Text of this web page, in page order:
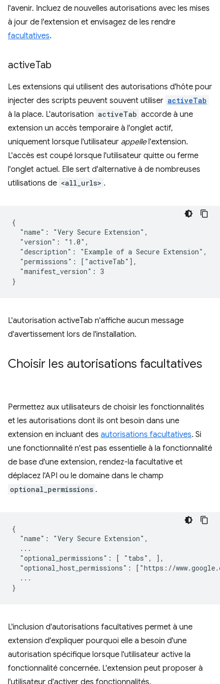
l'avenir. Incluez de nouvelles autorisations avec les mises
à jour de l'extension et envisagez de les rendre
facultatives.
activeTab
Les extensions qui utilisent des autorisations d'hôte pour
injecter des scripts peuvent souvent utiliser activeTab
à la place. L'autorisation activeTab accorde à une
extension un accès temporaire à l'onglet actif,
uniquement lorsque l'utilisateur appellel'extension.
L'accès est coupé lorsque l'utilisateur quitte ou ferme
l'onglet actuel. Elle sert d'alternative à de nombreuses
utilisations de <all_urls> .
{
  "name": "Very Secure Extension",
  "version": "1.0",
  "description": "Example of a Secure Extension",
  "permissions": ["activeTab"],
  "manifest_version": 3
L'autorisation activeTab n'affiche aucun message
d'avertissement lors de l'installation.
Choisir les autorisations facultatives
Permettez aux utilisateurs de choisir les fonctionnalités
et les autorisations dont ils ont besoin dans une
extension en incluant des autorisations facultatives. Si
une fonctionnalité n'est pas essentielle à la fonctionnalité
de base d'une extension, rendez-la facultative et
déplacez l'API ou le domaine dans le champ
optional_permissions .
{
  "name": "Very Secure Extension",
  ...
  "optional_permissions": [ "tabs", ],
"optional_host_permissions": ["https://
  ...
L'inclusion d'autorisations facultatives permet à une
extension d'expliquer pourquoi elle a besoin d'une
autorisation spécifique lorsque l'utilisateur active la
fonctionnalité concernée. L'extension peut proposer à
l'utilisateur d'activer des fonctionnalités.